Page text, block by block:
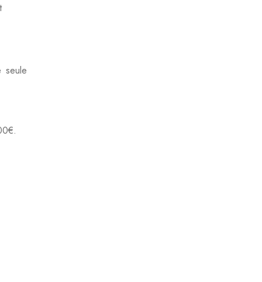
seule